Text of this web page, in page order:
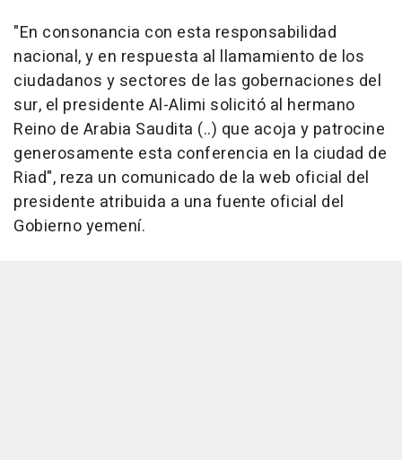
"En consonancia con esta responsabilidad
nacional, y en respuesta al llamamiento de los
ciudadanos y sectores de las gobernaciones del
sur, el presidente Al-Alimi solicitó al hermano
Reino de Arabia Saudita (..) que acoja y patrocine
generosamente esta conferencia en la ciudad de
Riad", reza un comunicado de la web oficial del
presidente atribuida a una fuente oficial del
Gobierno yemení.